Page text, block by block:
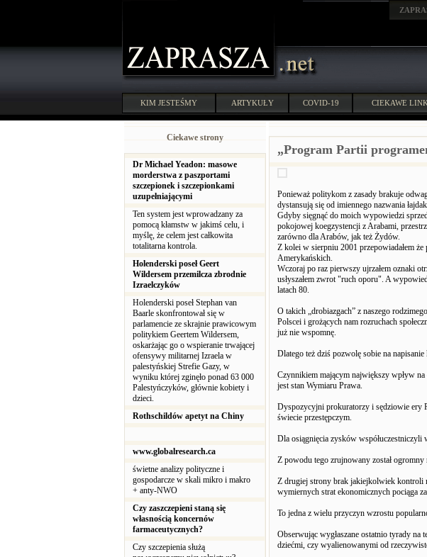
KIM JESTEŚMY ARTYKUŁY COVID-19 CIEKAWE
Ciekawe strony
Dr Michael Yeadon: masowe
morderstwa z paszportami
szczepionek i szczepionkami
uzupełniającymi
Ten system jest wprowadzany za
pomocą kłamstw w jakimś celu, i
myślę, że celem jest całkowita
totalitarna kontrola.
Holenderski poseł Geert
Wildersem przemilcza zbrodnie
Izraelczyków
Holenderski poseł Stephan van
Baarle skonfrontował się w
parlamencie ze skrajnie prawicowym
politykiem Geertem Wildersem,
oskarżając go o wspieranie trwającej
ofensywy militarnej Izraela w
palestyńskiej Strefie Gazy, w
wyniku której zginęło ponad 63 000
Palestyńczyków, głównie kobiety i
dzieci.
Rothschildów apetyt na Chiny
www.globalresearch.ca
świetne analizy polityczne i
gospodarcze w skali mikro i makro
+ anty-NWO
Czy zaszczepieni staną się
własnością koncernów
farmaceutycznych?
Czy szczepienia służą
„Program Partii
Ponieważ politykom z zasady brakuje
dystansują się od imiennego nazwania
Gdyby sięgnąć do moich wypowiedzi
pokojowej koegzystencji z Arabami,
zarówno dla Arabów, jak też Żydów.
Z kolei w sierpniu 2001 przepowiadałem
Amerykańskich.
Wczoraj po raz pierwszy ujrzałem oznaki
usłyszałem zwrot "ruch oporu". A
latach 80.
O takich „drobiazgach” z naszego
Polscei i grożących nam rozruchach
już nie wspomnę.
Dlatego też dziś pozwolę sobie na
Czynnikiem mającym największy wpływ
jest stan Wymiaru Prawa.
Dyspozycyjni prokuratorzy i sędziowie ery
świecie przestępczym.
Dla osiągnięcia zysków współuczestniczyli
Z powodu tego zrujnowany został ogromny
Z drugiej strony brak jakiejkolwiek kontroli
wymiernych strat ekonomicznych pociąga
To jedna z wielu przyczyn wzrostu
Obserwując wygłaszane ostatnio tyrady na
dziećmi, czy wyalienowanymi od